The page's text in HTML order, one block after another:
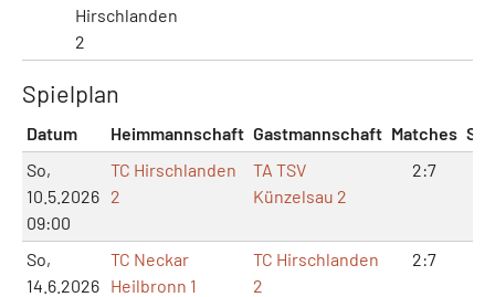
Hirschlanden
2
Spielplan
Datum Heimmannschaft Gastmannschaft Matches
So,
10.5.2026
09:00
TC Hirschlanden
2
TA TSV
Künzelsau 2
2:7
So,
14.6.2026
TC Neckar
Heilbronn 1
TC Hirschlanden
2
2:7